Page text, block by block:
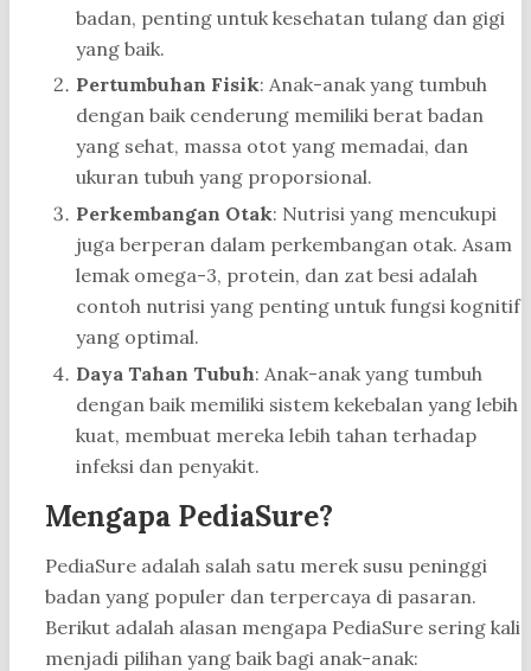
badan, penting untuk kesehatan tulang dan gigi
yang baik.
Pertumbuhan Fisik: Anak-anak yang tumbuh
dengan baik cenderung memiliki berat badan
yang sehat, massa otot yang memadai, dan
ukuran tubuh yang proporsional.
Perkembangan Otak: Nutrisi yang mencukupi
juga berperan dalam perkembangan otak. Asam
lemak omega-3, protein, dan zat besi adalah
contoh nutrisi yang penting untuk fungsi kognitif
yang optimal.
Daya Tahan Tubuh: Anak-anak yang tumbuh
dengan baik memiliki sistem kekebalan yang lebih
kuat, membuat mereka lebih tahan terhadap
infeksi dan penyakit.
Mengapa PediaSure?
PediaSure adalah salah satu merek susu peninggi
badan yang populer dan terpercaya di pasaran.
Berikut adalah alasan mengapa PediaSure sering kali
menjadi pilihan yang baik bagi anak-anak: